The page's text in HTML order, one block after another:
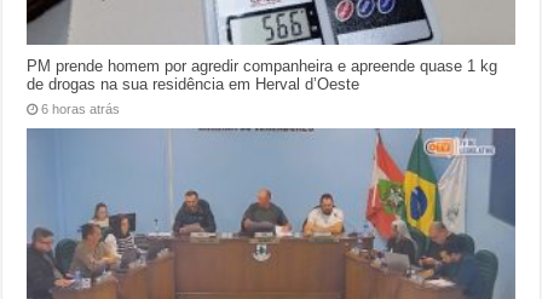
PM prende homem por agredir companheira e apreende quase 1 kg
de drogas na sua residência em Herval d’Oeste
6 horas atrás